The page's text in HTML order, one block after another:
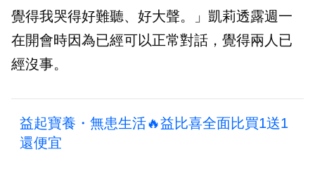
覺得我哭得好難聽、好大聲。」凱莉透露週一
在開會時因為已經可以正常對話，覺得兩人已
經沒事。
益起寶養・無患生活🔥益比喜全面比買1送1
還便宜